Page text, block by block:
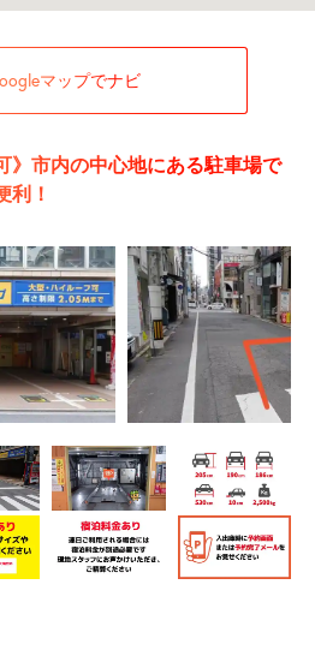
マップでナビ
》市内の中心地にある駐車場で
利！